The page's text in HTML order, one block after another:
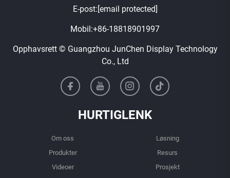
E-post:[email protected]
Mobil:+86-18818901997
Opphavsrett © Guangzhou JunChen Display Technology
Co., Ltd
HURTIGLENK
Om oss
Løsning
Produkter
Resurs
Videoer
Prosjekt